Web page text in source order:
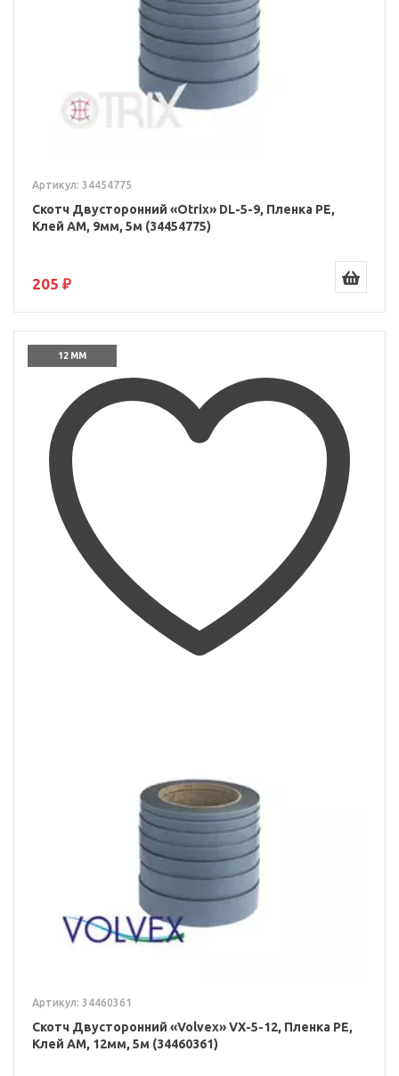
Артикул: 34454775
Скотч Двусторонний «Otrix» DL-5-9, Пленка PE,
Клей AM, 9мм, 5м (34454775)
205 ₽
12 ММ
Артикул: 34460361
Скотч Двусторонний «Volvex» VX-5-12, Пленка PE,
Клей AM, 12мм, 5м (34460361)